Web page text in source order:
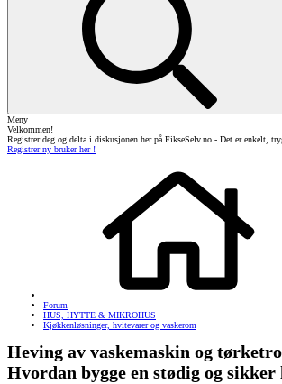
Meny
Velkommen!
Registrer deg og delta i diskusjonen her på FikseSelv.no - Det er enkelt,
Registrer ny bruker her !
Forum
HUS, HYTTE & MIKROHUS
Kjøkkenløsninger, hvitevarer og vaskerom
Heving av vaskemaskin og
Hvordan bygge en stødig og sikker